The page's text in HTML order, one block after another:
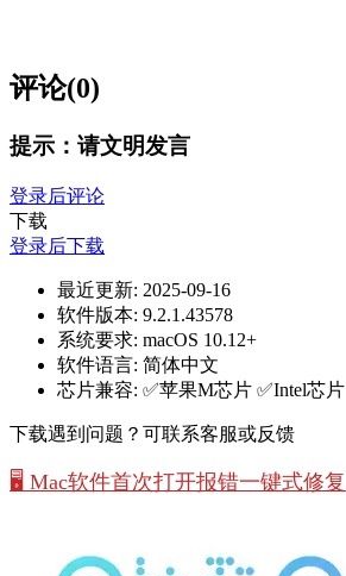
评论(0)
提示：请文明发言
登录后评论
下载
登录后下载
最近更新: 2025-09-16
软件版本: 9.2.1.43578
系统要求: macOS 10.12+
软件语言: 简体中文
芯片兼容: ✅苹果M芯片 ✅Intel芯片
下载遇到问题？可联系客服或反馈
🖥️ Mac软件首次打开报错一键式修复